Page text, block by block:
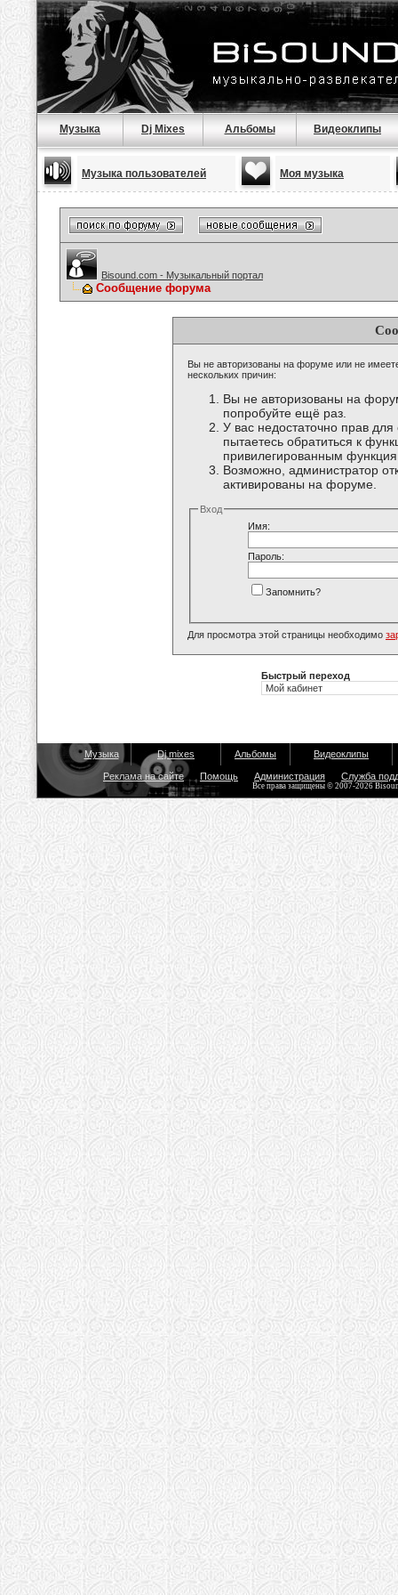
Музыка Dj Mixes Альбомы Видеоклипы
Музыка пользователей Моя музыка
Bisound.com - Музыкальный портал
Сообщение форума
Вы не авторизованы на форуме или не
нескольких причин:
Вы не авторизованы на
попробуйте ещё раз.
У вас недостаточно прав
пытаетесь обратиться к
привилегированным
Возможно, администратор
активированы на форуме.
Вход
Имя:
Пароль:
Запомнить?
Для просмотра этой страницы необходимо
Быстрый переход
Музыка Dj mixes Альбомы Видеоклипы
Реклама на сайте Помощь Администрация Служба
Все права защищены © 2007-2026